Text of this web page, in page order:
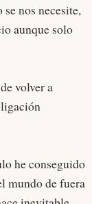
nos necesite,
aunque solo
volver a
he conseguido
mundo de fuera